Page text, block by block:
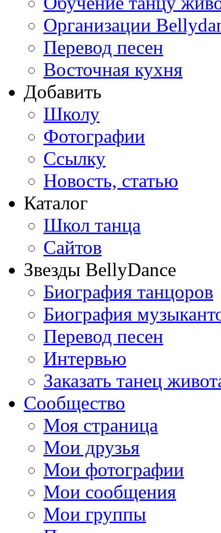
Организации
Перевод песен
Восточная кухня
Добавить
Школу
Фотографии
Ссылку
Новость, статью
Каталог
Школ танца
Сайтов
Звезды BellyDance
Биография танцоров
Биография
Перевод песен
Интервью
Заказать танец
Сообщество
Моя страница
Мои друзья
Мои фотографии
Мои сообщения
Мои группы